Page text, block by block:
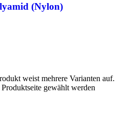
(Nylon)
weist mehrere Varianten auf.
gewählt werden